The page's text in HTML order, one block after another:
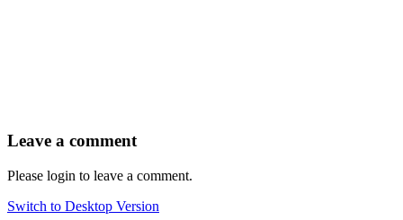
Leave a comment
Please login to leave a comment.
Switch to Desktop Version